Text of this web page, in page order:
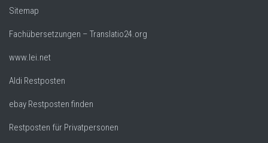
Sitemap
Fachübersetzungen – Translatio24.org
www.lei.net
Aldi Restposten
ebay Restposten finden
Restposten für Privatpersonen